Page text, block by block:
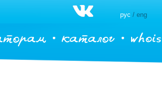
рус / eng
каталог whois